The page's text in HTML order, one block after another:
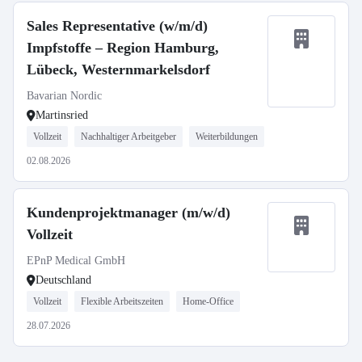
Sales Representative (w/m/d)
Impfstoffe – Region Hamburg,
Lübeck, Westernmarkelsdorf
Bavarian Nordic
Martinsried
Vollzeit Nachhaltiger Arbeitgeber Weiterbildungen
02.08.2026
Kundenprojektmanager (m/w/d)
Vollzeit
EPnP Medical GmbH
Deutschland
Vollzeit Flexible Arbeitszeiten Home-Office
28.07.2026